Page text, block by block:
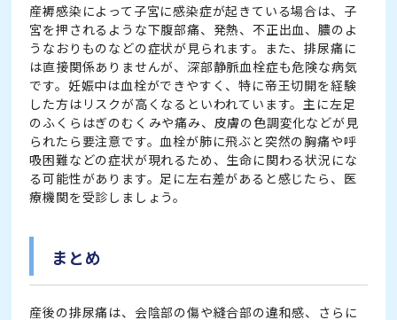
産褥感染によって子宮に感染症が起きている場合は、子
宮を押されるような下腹部痛、発熱、不正出血、膿のよ
うなおりものなどの症状が見られます。また、排尿痛に
は直接関係ありませんが、深部静脈血栓症も危険な病気
です。妊娠中は血栓ができやすく、特に帝王切開を経験
した方はリスクが高くなるといわれています。主に左足
のふくらはぎのむくみや痛み、皮膚の色調変化などが見
られたら要注意です。血栓が肺に飛ぶと突然の胸痛や呼
吸困難などの症状が現れるため、生命に関わる状況にな
る可能性があります。足に左右差があると感じたら、医
療機関を受診しましょう。
まとめ
産後の排尿痛は、会陰部の傷や縫合部の違和感、さらに